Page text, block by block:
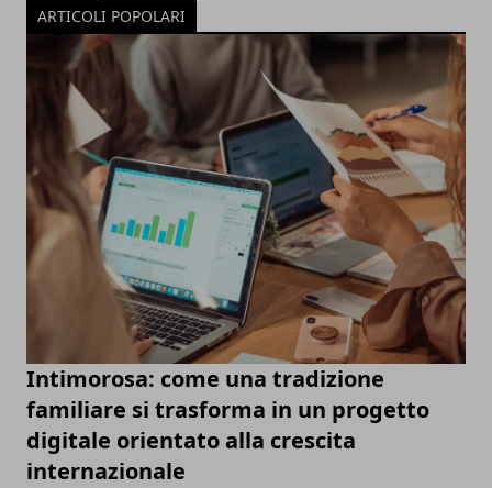
ARTICOLI POPOLARI
Intimorosa: come una tradizione
familiare si trasforma in un progetto
digitale orientato alla crescita
internazionale